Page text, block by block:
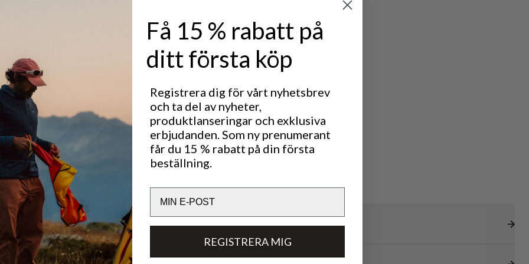
och
gör
och
Utmärkt för
LIGHT & TECH
Hållbarhetsegenskaper
Få 15 % rabatt på
ditt första köp
Registrera dig för vårt nyhetsbrev
och ta del av nyheter,
produktlanseringar och exklusiva
erbjudanden. Som ny prenumerant
får du 15 % rabatt på din första
beställning.
REGISTRERA MIG